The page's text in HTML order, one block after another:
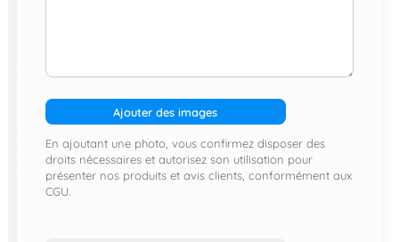
Ajouter des images
En ajoutant une photo, vous confirmez disposer des
droits nécessaires et autorisez son utilisation pour
présenter nos produits et avis clients, conformément aux
CGU.